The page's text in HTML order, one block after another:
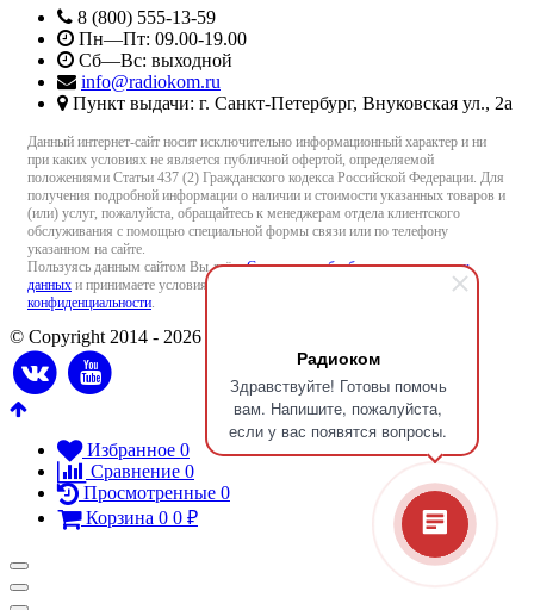
Радиоком
Здравствуйте! Готовы помочь
вам. Напишите, пожалуйста,
если у вас появятся вопросы.
8 (800) 555-13-59
Пн—Пт: 09.00-19.00
Сб—Вс: выходной
info@radiokom.ru
Пункт выдачи: г. Санкт-Петербург, Внуковская ул., 2а
Данный интернет-сайт носит исключительно информационный характер и ни
при каких условиях не является публичной офертой, определяемой
положениями Статьи 437 (2) Гражданского кодекса Российской Федерации. Для
получения подробной информации о наличии и стоимости указанных товаров и
(или) услуг, пожалуйста, обращайтесь к менеджерам отдела клиентского
обслуживания с помощью специальной формы связи или по телефону
указанном на сайте.
Пользуясь данным сайтом Вы даётеСогласие на обработку персональных
данных и принимаете условия
Политики
конфиденциальности.
© Copyright 2014 - 2026 Radiokom.ru
Избранное 0
Сравнение 0
Просмотренные 0
Корзина 0 0 ₽